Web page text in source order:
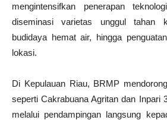
mengintensifkan penerapan
diseminasi varietas unggul tahan
budidaya hemat air, hingga
lokasi.
Di Kepulauan Riau, BRMP
seperti Cakrabuana Agritan dan Inpari
melalui pendampingan langsung